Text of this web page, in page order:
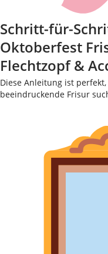
Schritt-für-
Oktoberfest
Flechtzopf &
Diese Anleitung ist
beeindruckende Frisur